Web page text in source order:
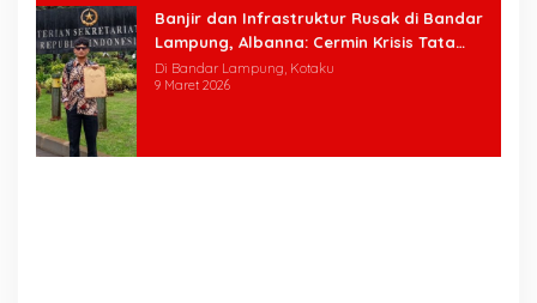
Banjir dan Infrastruktur Rusak di Bandar
Lampung, Albanna: Cermin Krisis Tata
Kelola
Di Bandar Lampung, Kotaku
9 Maret 2026